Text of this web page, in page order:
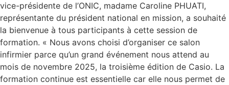
vice-présidente de l’ONIC, madame Caroline PHUATI,
représentante du président national en mission, a souhaité
la bienvenue à tous participants à cette session de
formation. « Nous avons choisi d’organiser ce salon
infirmier parce qu’un grand événement nous attend au
mois de novembre 2025, la troisième édition de Casio. La
formation continue est essentielle car elle nous permet de